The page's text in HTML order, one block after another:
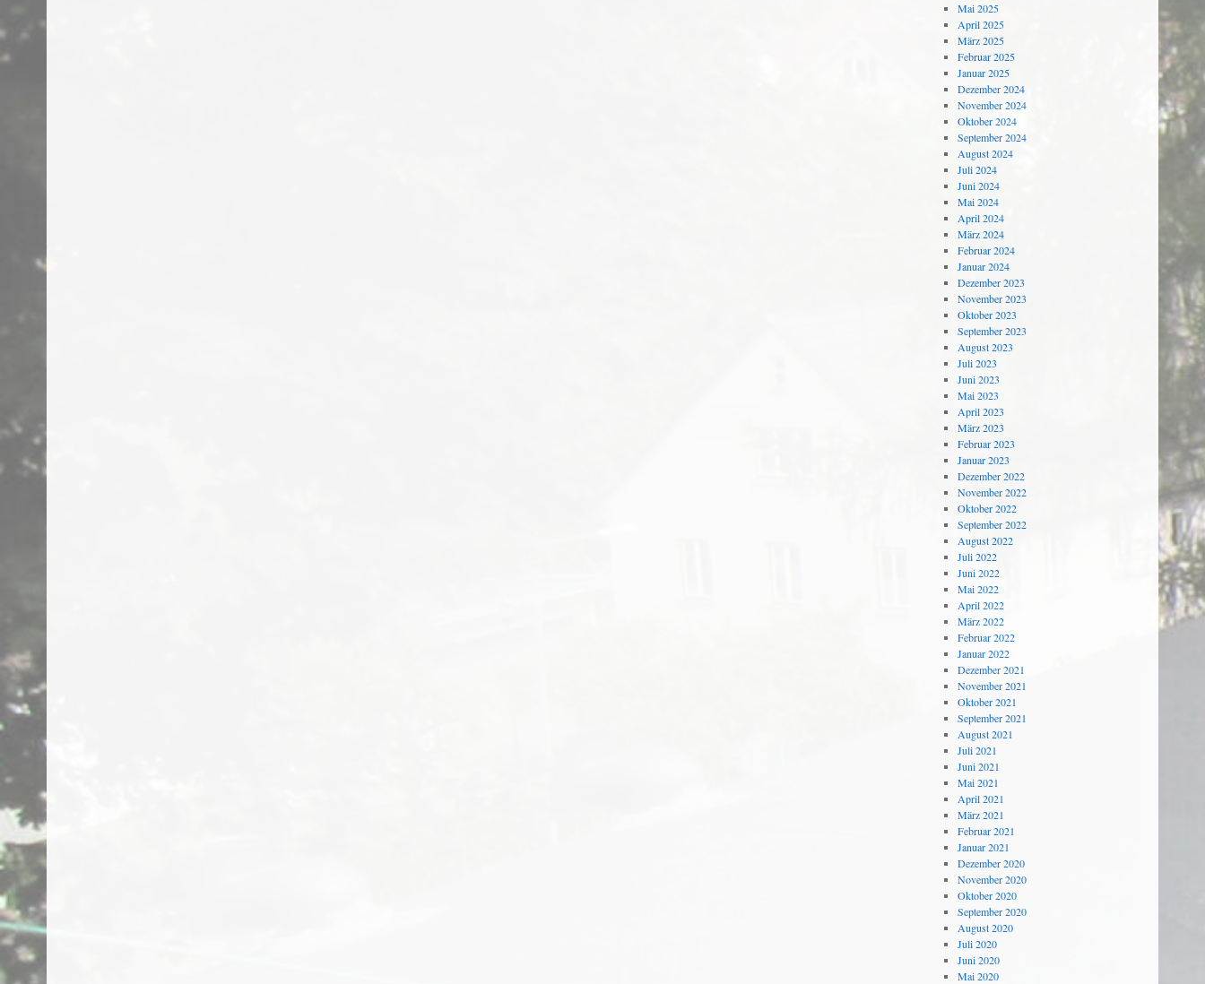
Mai 2025
April 2025
März 2025
Februar 2025
Januar 2025
Dezember 2024
November 2024
Oktober 2024
September 2024
August 2024
Juli 2024
Juni 2024
Mai 2024
April 2024
März 2024
Februar 2024
Januar 2024
Dezember 2023
November 2023
Oktober 2023
September 2023
August 2023
Juli 2023
Juni 2023
Mai 2023
April 2023
März 2023
Februar 2023
Januar 2023
Dezember 2022
November 2022
Oktober 2022
September 2022
August 2022
Juli 2022
Juni 2022
Mai 2022
April 2022
März 2022
Februar 2022
Januar 2022
Dezember 2021
November 2021
Oktober 2021
September 2021
August 2021
Juli 2021
Juni 2021
Mai 2021
April 2021
März 2021
Februar 2021
Januar 2021
Dezember 2020
November 2020
Oktober 2020
September 2020
August 2020
Juli 2020
Juni 2020
Mai 2020